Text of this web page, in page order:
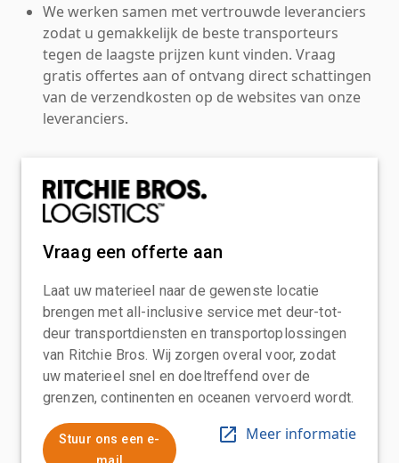
We werken samen met vertrouwde leveranciers
zodat u gemakkelijk de beste transporteurs
tegen de laagste prijzen kunt vinden. Vraag
gratis offertes aan of ontvang direct schattingen
van de verzendkosten op de websites van onze
leveranciers.
Vraag een offerte aan
Laat uw materieel naar de gewenste locatie
brengen met all-inclusive service met deur-tot-
deur transportdiensten en transportoplossingen
van Ritchie Bros. Wij zorgen overal voor, zodat
uw materieel snel en doeltreffend over de
grenzen, continenten en oceanen vervoerd wordt.
Stuur ons een e-
mail
Meer informatie